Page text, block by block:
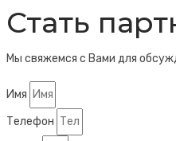
Стать
Мы свяжемся с Вами для
Имя
Телефон